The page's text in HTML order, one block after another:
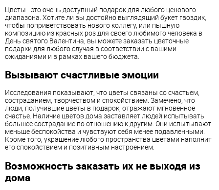
Цветы - это очень доступный подарок для любого ценового
диапазона. Хотите ли вы достойно выглядящий букет гвоздик,
чтобы поприветствовать нового коллегу, или пышную
композицию из красных роз для своего любимого человека в
День святого Валентина, вы можете заказать цветочные
подарки для любого случая в соответствии с вашими
ожиданиями и в рамках вашего бюджета.
Вызывают счастливые эмоции
Исследования показывают, что цветы связаны со счастьем,
состраданием, творчеством и спокойствием. Замечено, что
люди, получившие цветы в подарок, отражают мгновенное
счастье. Наличие цветов дома заставляет людей испытывать
большее сострадание по отношению к другим. Они испытывают
меньше беспокойства и чувствуют себя менее подавленными.
Кроме того, украшение любого пространства цветами наполнит
его спокойствием и позитивным настроением.
Возможность заказать их не выходя из
дома